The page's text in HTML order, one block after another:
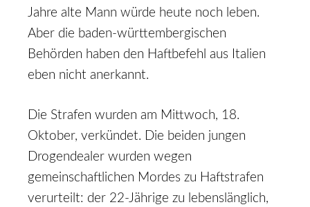
Jahre alte Mann würde heute noch leben.
Aber die baden-württembergischen
Behörden haben den Haftbefehl aus Italien
eben nicht anerkannt.
Die Strafen wurden am Mittwoch, 18.
Oktober, verkündet. Die beiden jungen
Drogendealer wurden wegen
gemeinschaftlichen Mordes zu Haftstrafen
verurteilt: der 22-Jährige zu lebenslänglich,